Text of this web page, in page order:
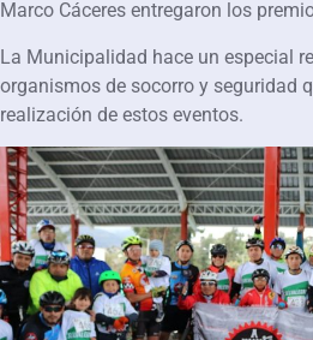
Marco Cáceres entregaron los
La Municipalidad hace un especial
organismos de socorro y seguridad
realización de estos eventos.